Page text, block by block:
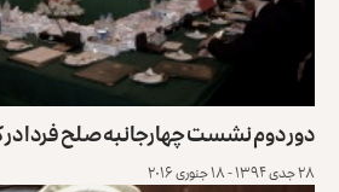
دور دوم نشست چهارجانبه صلح فردا در
۲۸ جدی ۱۳۹۴ - ۱۸ جنوری ۲۰۱۶